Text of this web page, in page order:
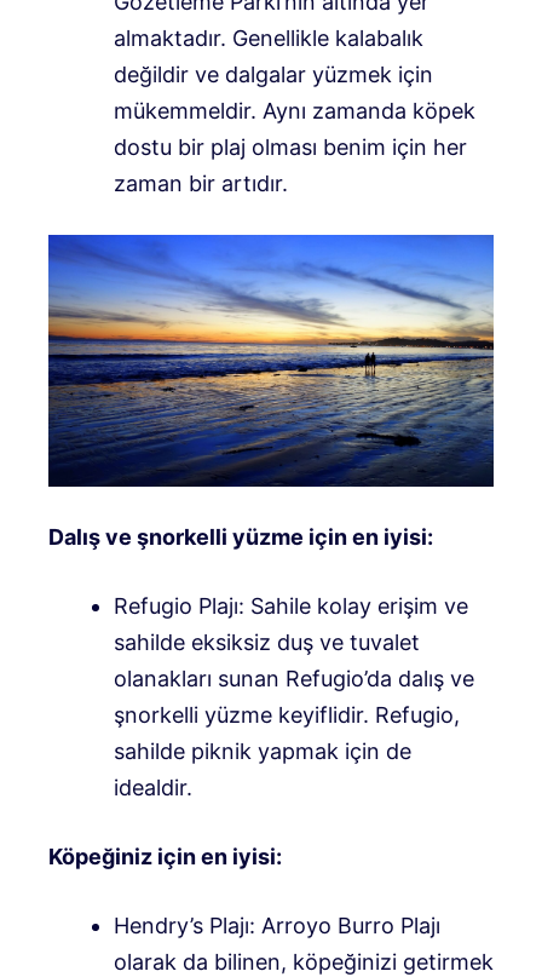
almaktadır. Genellikle kalabalık
değildir ve dalgalar yüzmek için
mükemmeldir. Aynı zamanda köpek
dostu bir plaj olması benim için her
zaman bir artıdır.
Dalış ve şnorkelli yüzme için en iyisi:
Refugio Plajı: Sahile kolay erişim ve
sahilde eksiksiz duş ve tuvalet
olanakları sunan Refugio’da dalış ve
şnorkelli yüzme keyiflidir. Refugio,
sahilde piknik yapmak için de
idealdir.
Köpeğiniz için en iyisi:
Hendry’s Plajı: Arroyo Burro Plajı
olarak da bilinen, köpeğinizi getirmek